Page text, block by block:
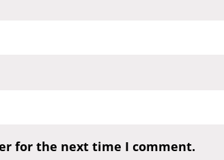
for the next time I comment.